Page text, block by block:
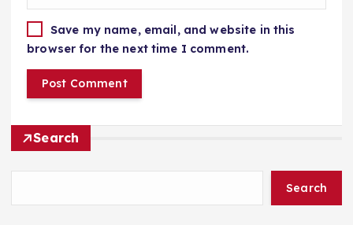
Save my name, email, and website in this
browser for the next time I comment.
Search
Search